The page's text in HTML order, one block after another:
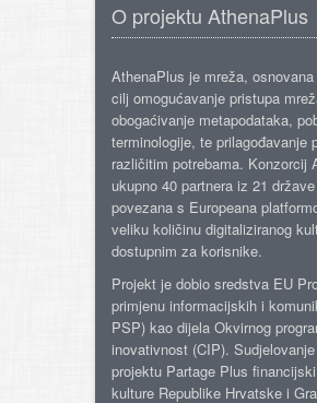
O projektu AthenaPlus
AthenaPlus je mreža,
cilj omogućavanje pristupa
obogaćivanje metapodataka,
terminologije, te prilagođavanje
različitim potrebama. Konzorcij
ukupno 40 partnera iz 21
povezana s Europeana
veliku količinu digitaliziranog
dostupnim za korisnike.
Projekt je dobio sredstva EU
primjenu informacijskih i
PSP) kao dijela Okvirnog
inovativnost (CIP).
projektu Partage Plus
kulture Republike Hrvatske i